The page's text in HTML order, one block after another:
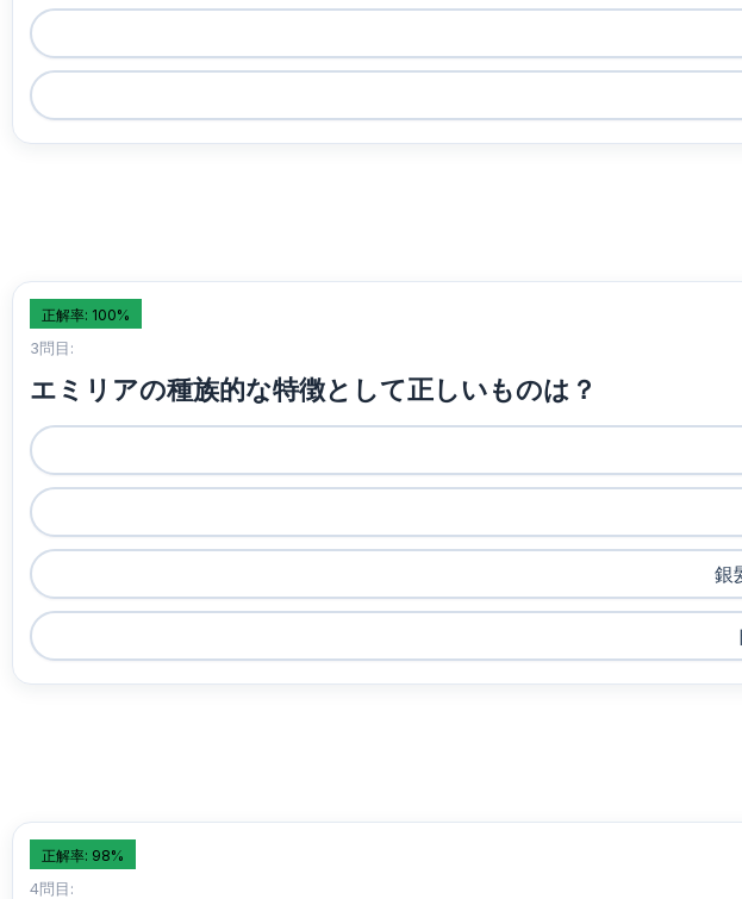
正解率: 100%
3問目:
エミリアの種族的な特徴として正しいものは？
銀
正解率: 98%
4問目: